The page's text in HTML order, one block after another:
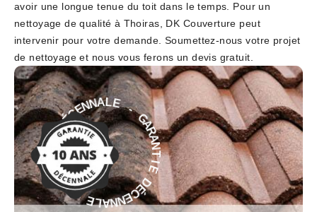
avoir une longue tenue du toit dans le temps. Pour un
nettoyage de qualité à Thoiras, DK Couverture peut
intervenir pour votre demande. Soumettez-nous votre projet
de nettoyage et nous vous ferons un devis gratuit.
G
A
R
A
N
T
I
E
D
É
C
E
N
N
ALE - GARA
N
T
I
E
D
É
C
E
N
N
A
L
E
-